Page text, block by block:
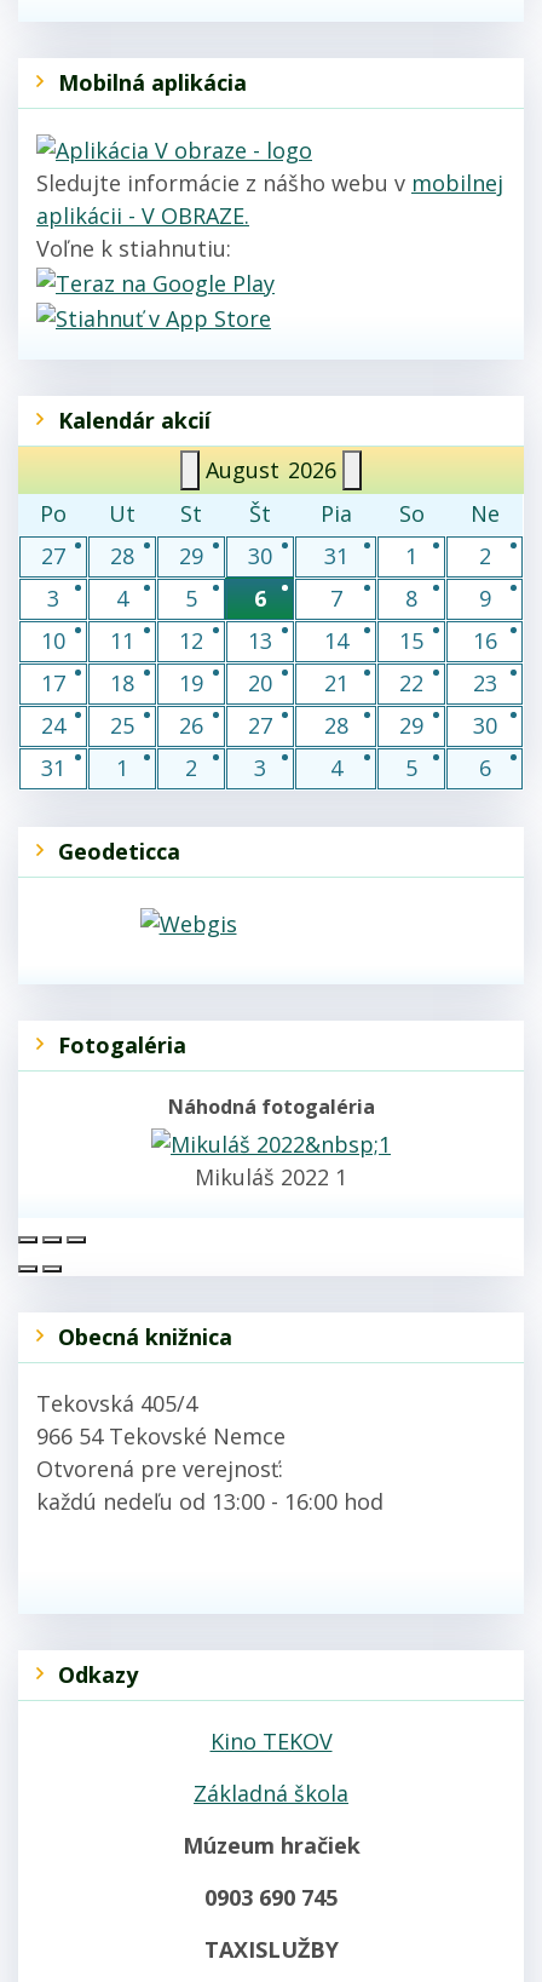
Mobilná aplikácia
Sledujte informácie z nášho webu v mobilnej
aplikácii - V OBRAZE.
Voľne k stiahnutiu:
Kalendár akcií
August 2026
Po
Ut St Št Pia So
Ne
27
28 29 30 31 1
2
3
4 5 6 7 8
9
10
11 12 13 14 15
16
17
18 19 20 21 22
23
24
25 26 27 28 29
30
31
1 2 3 4 5 6
Geodeticca
Fotogaléria
Náhodná fotogaléria
Mikuláš 2022 1
Obecná knižnica
Tekovská 405/4
966 54 Tekovské Nemce
Otvorená pre verejnosť:
každú nedeľu od 13:00 - 16:00 hod
Odkazy
Kino TEKOV
Základná škola
Múzeum hračiek
0903 690 745
TAXISLUŽBY